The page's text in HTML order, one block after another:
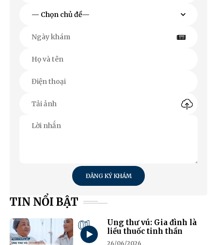
ĐĂNG KÝ KHÁM
TIN NỔI BẬT
01
Ung thư vú: Gia đình là
liều thuốc tinh thần
26/06/2026